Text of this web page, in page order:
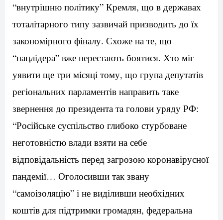
“внутрішню політику” Кремля, що в державах
тоталітарного типу зазвичай призводить до їх
закономірного фіналу. Схоже на те, що
“нацлідера” вже перестають боятися. Хто міг
уявити ще три місяці тому, що група депутатів
регіональних парламентів направить таке
звернення до президента та голови уряду РФ:
“Російське суспільство глибоко стурбоване
неготовністю влади взяти на себе
відповідальність перед загрозою коронавірусної
пандемії… Оголосивши так звану
“самоізоляцію” і не виділивши необхідних
коштів для підтримки громадян, федеральна